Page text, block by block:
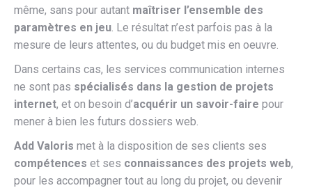
même, sans pour autant maîtriser l’ensemble des
paramètres en jeu. Le résultat n’est parfois pas à la
mesure de leurs attentes, ou du budget mis en oeuvre.
Dans certains cas, les services communication internes
ne sont pas spécialisés dans la gestion de projets
internet, et on besoin d’acquérir un savoir-faire pour
mener à bien les futurs dossiers web.
Add Valoris met à la disposition de ses clients ses
compétences et ses connaissances des projets web,
pour les accompagner tout au long du projet, ou devenir